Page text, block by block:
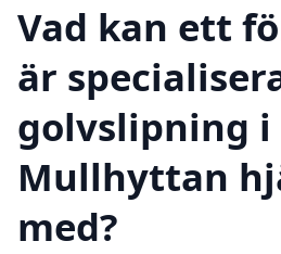
Vad kan ett
är
golvslipning i
Mullhyttan
med?